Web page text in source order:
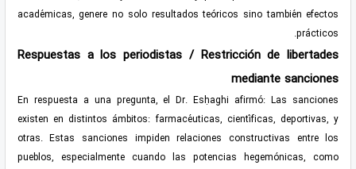
académicas, genere no solo resultados teóricos sino también efectos
prácticos.
Respuestas a los periodistas / Restricción de libertades
mediante sanciones
En respuesta a una pregunta, el Dr. Esḥaghi afirmó: Las sanciones
existen en distintos ámbitos: farmacéuticas, científicas, deportivas, y
otras. Estas sanciones impiden relaciones constructivas entre los
pueblos, especialmente cuando las potencias hegemónicas, como